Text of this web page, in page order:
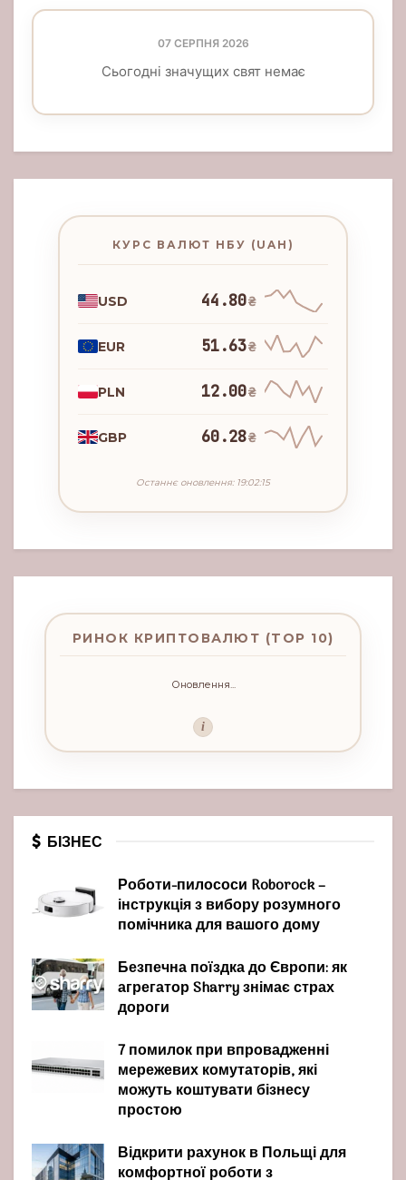
07 СЕРПНЯ 2026
Сьогодні значущих свят немає
КУРС ВАЛЮТ НБУ (UAH)
USD 44.80₴
EUR 51.63₴
PLN 12.00₴
GBP 60.28₴
Останнє оновлення: 19:02:15
РИНОК КРИПТОВАЛЮТ (TOP 10)
Оновлення...
i
БІЗНЕС
Роботи-пилососи Roborock –
інструкція з вибору розумного
помічника для вашого дому
Безпечна поїздка до Європи: як
агрегатор Sharry знімає страх
дороги
7 помилок при впровадженні
мережевих комутаторів, які
можуть коштувати бізнесу
простою
Відкрити рахунок в Польщі для
комфортної роботи з